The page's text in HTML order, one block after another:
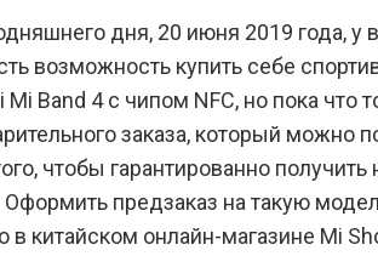
дня, 20 июня 2019 года, у
возможность купить себе
Mi Band 4 с чипом NFC, но пока что
заказа, который можно
чтобы гарантированно получить
предзаказ на такую
в китайском онлайн-магазине Mi